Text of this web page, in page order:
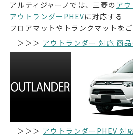
アルティジャーノでは、三菱の ア
アウトランダーPHEVに対応する
フロアマットやトランクマットを
＞＞＞ アウトランダー 対応 商
＞＞＞ アウトランダーPHEV 対